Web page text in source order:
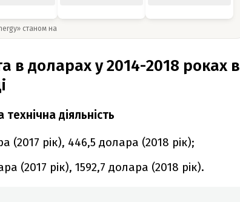
станом на
в доларах у 2014-2018 роках в
діяльність
(2017 рік), 446,5 долара (2018 рік);
(2017 рік), 1592,7 долара (2018 рік).